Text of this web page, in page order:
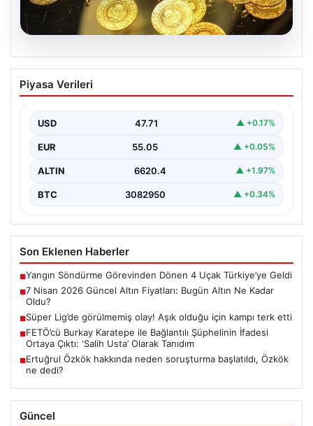
7 Nisan 2026 Güncel Altın Fiyatları:
Bugün Altın Ne Kadar Oldu?
ve jeopolitik risklerin yoğun etkisi altında dalgalı bir…
Piyasa Verileri
USD 47.71 ▲ +0.17%
EUR 55.05 ▲ +0.05%
ALTIN 6620.4 ▲ +1.97%
BTC 3082950 ▲ +0.34%
Son Eklenen Haberler
■Yangın Söndürme Görevinden Dönen 4 Uçak Türkiye’ye Geldi
■7 Nisan 2026 Güncel Altın Fiyatları: Bugün Altın Ne Kadar
Oldu?
■Süper Lig’de görülmemiş olay! Aşık olduğu için kampı terk etti
■FETÖ’cü Burkay Karatepe ile Bağlantılı Şüphelinin İfadesi
Ortaya Çıktı: ‘Salih Usta’ Olarak Tanıdım
■Ertuğrul Özkök hakkında neden soruşturma başlatıldı, Özkök
ne dedi?
Güncel